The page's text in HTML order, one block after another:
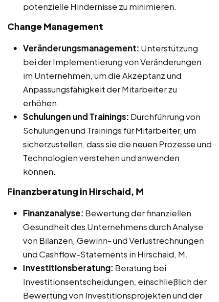
potenzielle Hindernisse zu minimieren.
Change Management
Veränderungsmanagement: Unterstützung
bei der Implementierung von Veränderungen
im Unternehmen, um die Akzeptanz und
Anpassungsfähigkeit der Mitarbeiter zu
erhöhen.
Schulungen und Trainings: Durchführung von
Schulungen und Trainings für Mitarbeiter, um
sicherzustellen, dass sie die neuen Prozesse und
Technologien verstehen und anwenden
können.
Finanzberatung in Hirschaid, M
Finanzanalyse: Bewertung der finanziellen
Gesundheit des Unternehmens durch Analyse
von Bilanzen, Gewinn- und Verlustrechnungen
und Cashflow-Statements in Hirschaid, M.
Investitionsberatung: Beratung bei
Investitionsentscheidungen, einschließlich der
Bewertung von Investitionsprojekten und der